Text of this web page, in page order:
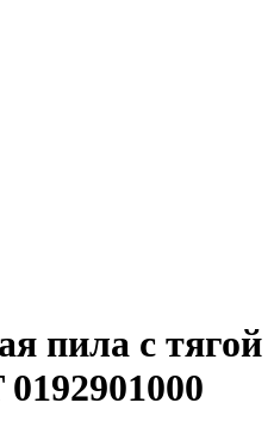
пила с тягой